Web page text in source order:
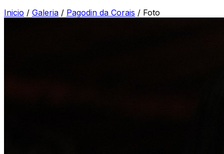
Inicio / Galeria / Pagodin da Corais / Foto